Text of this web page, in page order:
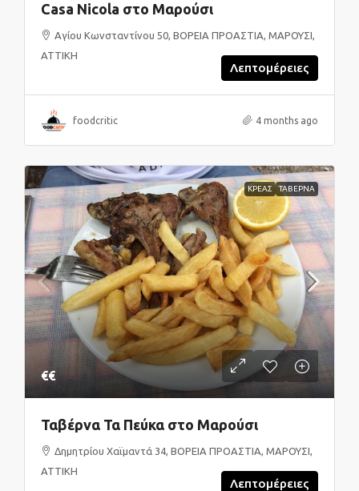
Casa Nicola στο Μαρούσι
Αγίου Κωνσταντίνου 50, ΒΟΡΕΙΑ ΠΡΟΑΣΤΙΑ, ΜΑΡΟΥΣΙ,
ΑΤΤΙΚΗ
Λεπτομέρειες
foodcritic 4 months ago
ΚΡΕΑΣ ΤΑΒΕΡΝΑ
€€
Ταβέρνα Τα Πεύκα στο Μαρούσι
Δημητρίου Χαϊμαντά 34, ΒΟΡΕΙΑ ΠΡΟΑΣΤΙΑ, ΜΑΡΟΥΣΙ,
ΑΤΤΙΚΗ
Λεπτομέρειες